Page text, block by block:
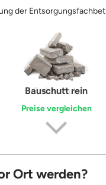
der
Erdaushub
Preise vergleichen
Ort werden?